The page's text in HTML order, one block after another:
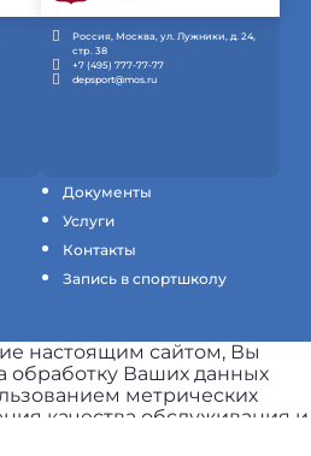
Документы
Услуги
Контакты
Запись в спортшколу
Россия, Москва, ул. Лужники, д. 24,
стр. 38
+7 (495) 777-77-77
depsport@mos.ru
настоящим сайтом, Вы
обработку Ваших данных
метрических
качества обслуживания и